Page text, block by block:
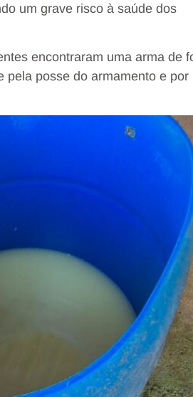
um grave risco à saúde dos
encontraram uma arma de
posse do armamento e por